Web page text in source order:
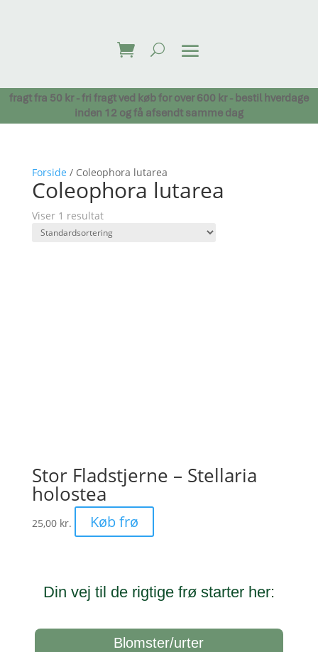
fragt fra 50 kr - fri fragt ved køb for over 600 kr - bestil hverdage
inden 12 og få afsendt samme dag
Forside / Coleophora lutarea
Coleophora lutarea
Viser 1 resultat
Stor Fladstjerne – Stellaria
holostea
25,00 kr. Køb frø
Din vej til de rigtige frø starter her:
Blomster/urter